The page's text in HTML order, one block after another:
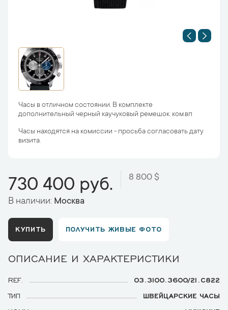
Часы в отличном состоянии. В комплекте
дополнительный черный каучуковый ремешок. ком.вп
Часы находятся на комиссии - просьба согласовать дату
визита.
730 400 руб. 8 800 $
В наличии: Москва
КУПИТЬ ПОЛУЧИТЬ ЖИВЫЕ ФОТО
ОПИСАНИЕ И ХАРАКТЕРИСТИКИ
REF.
03.3100.3600/21.C822
ТИП
ШВЕЙЦАРСКИЕ ЧАСЫ